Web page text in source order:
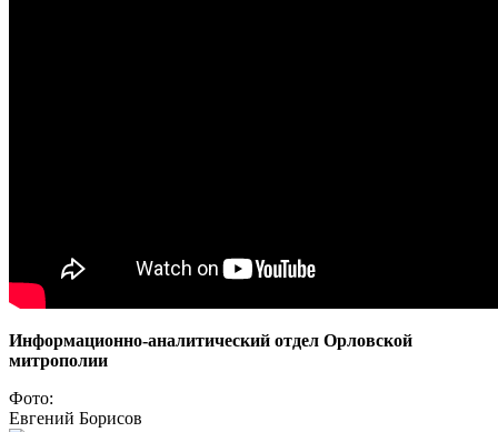
Информационно-аналитический отдел Орловской
митрополии
Фото:
Евгений Борисов